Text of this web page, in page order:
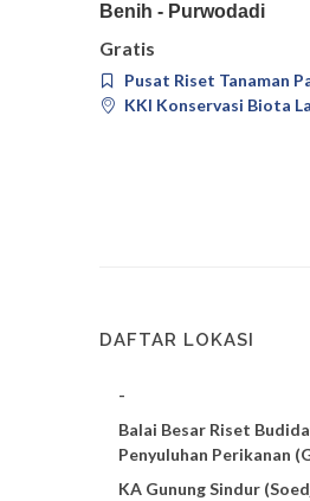
Benih - Purwodadi
Gratis
Pusat Riset Tanaman
KKI Konservasi Biota
DAFTAR LOKASI
-
Balai Besar Riset
Penyuluhan Perikanan
KA Gunung Sindur